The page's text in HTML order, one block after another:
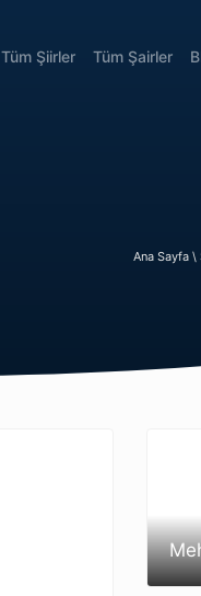
Tüm Şiirler Tüm Şairler
Ana Sayfa \